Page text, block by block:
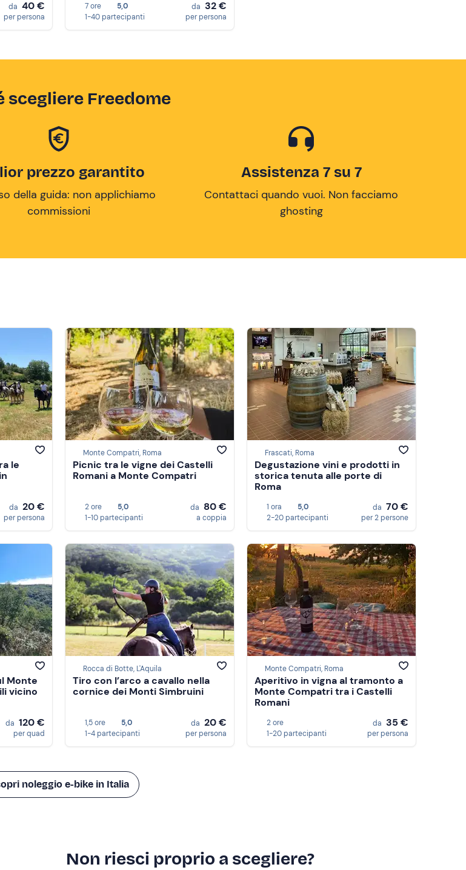
da 40 €
per persona
7 ore
5,0
1-40 partecipanti
da 32 €
per persona
scegliere Freedome
prezzo garantito
della guida: non applichiamo
commissioni
Assistenza 7 su 7
Contattaci quando vuoi. Non facciamo
ghosting
le
da 20 €
per persona
Monte Compatri, Roma
Picnic tra le vigne dei Castelli
Romani a Monte Compatri
2 ore
5,0
1-10 partecipanti
da 80 €
a coppia
Frascati, Roma
Degustazione vini e prodotti in
storica tenuta alle porte di
Roma
1 ora
5,0
2-20 partecipanti
da 70 €
per 2 persone
Monte
vicino
da 120 €
per quad
Rocca di Botte, L'Aquila
Tiro con l’arco a cavallo nella
cornice dei Monti Simbruini
1,5 ore
5,0
1-4 partecipanti
da 20 €
per persona
Monte Compatri, Roma
Aperitivo in vigna al tramonto a
Monte Compatri tra i Castelli
Romani
2 ore
1-20 partecipanti
da 35 €
per persona
noleggio e-bike in Italia
Non riesci proprio a scegliere?